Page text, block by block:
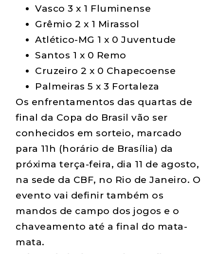
Vasco 3 x 1 Fluminense
Grêmio 2 x 1 Mirassol
Atlético-MG 1 x 0 Juventude
Santos 1 x 0 Remo
Cruzeiro 2 x 0 Chapecoense
Palmeiras 5 x 3 Fortaleza
Os enfrentamentos das quartas de
final da Copa do Brasil vão ser
conhecidos em sorteio, marcado
para 11h (horário de Brasília) da
próxima terça-feira, dia 11 de agosto,
na sede da CBF, no Rio de Janeiro. O
evento vai definir também os
mandos de campo dos jogos e o
chaveamento até a final do mata-
mata.